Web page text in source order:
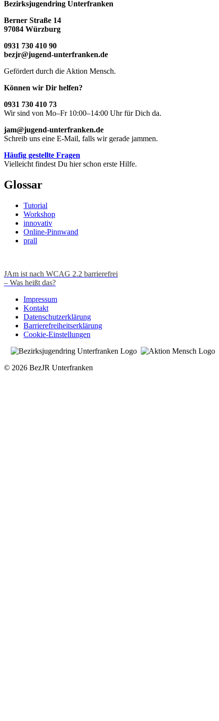
Bezirksjugendring Unterfranken
Berner Straße 14
97084 Würzburg
0931 730 410 90
bezjr@jugend-unterfranken.de
Gefördert durch die Aktion Mensch.
Können wir Dir helfen?
0931 730 410 73
Wir sind von Mo–Fr 10:00–14:00 Uhr für Dich da.
jam@jugend-unterfranken.de
Schreib uns eine E-Mail, falls wir gerade jammen.
Häufig gestellte Fragen
Vielleicht findest Du hier schon erste Hilfe.
Glossar
Tutorial
Workshop
innovativ
Online-Pinnwand
prall
JAm ist nach WCAG 2.2 barrierefrei
– Was heißt das?
Impressum
Kontakt
Datenschutzerklärung
Barrierefreiheitserklärung
Cookie-Einstellungen
© 2026 BezJR Unterfranken